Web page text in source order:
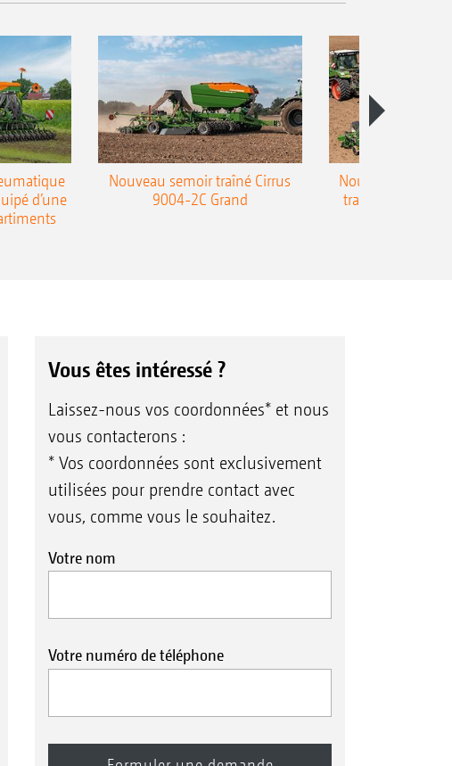
d’une
Nouveau semoir traîné Cirrus
9004-2C Grand
Nouveau semoir
traîné Precea-
Vous êtes intéressé ?
Laissez-nous vos coordonnées* et nous
vous contacterons :
* Vos coordonnées sont exclusivement
utilisées pour prendre contact avec
vous, comme vous le souhaitez.
Votre nom
Votre numéro de téléphone